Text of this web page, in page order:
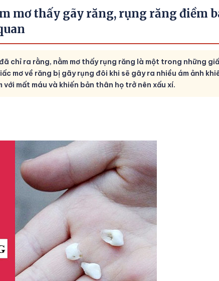
mơ thấy gãy răng, rụng răng điềm
chỉ ra rằng, nằm mơ thấy rụng răng là một trong những
mơ về răng bị gãy rụng đôi khi sẽ gây ra nhiều ám ảnh
mất máu và khiến bản thân họ trở nên xấu xí.